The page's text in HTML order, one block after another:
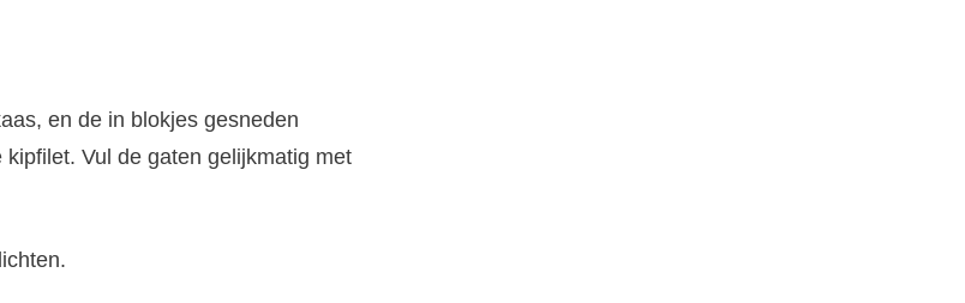
en de in blokjes gesneden
Vul de gaten gelijkmatig met